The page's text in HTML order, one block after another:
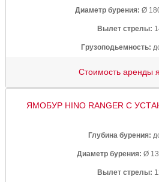
Диаметр бурения: Ø
Вылет стрелы:
Грузоподьемность:
Стоимость аренды
ЯМОБУР HINO RANGER С
Глубина бурения:
Диаметр бурения: Ø
Вылет стрелы: